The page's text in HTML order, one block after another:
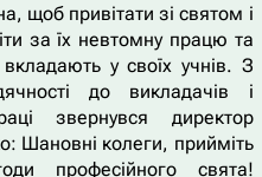
щоб привітати зі святом і
за їх невтомну працю та
у своїх учнів. З
до викладачів і
звернувся директор
Шановні колеги, прийміть
професійного свята!